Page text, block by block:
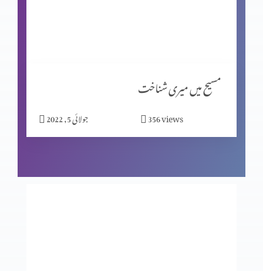
خدا کی بیوقوفی دنیا کی حکمت سے زیادہ (حصہ 2)
خدا کی بیوقوفی دنیا کی حکمت سے زیادہ (حصہ 1)
مسیح میں میری شناخت
جولائی 5, 2022 356views